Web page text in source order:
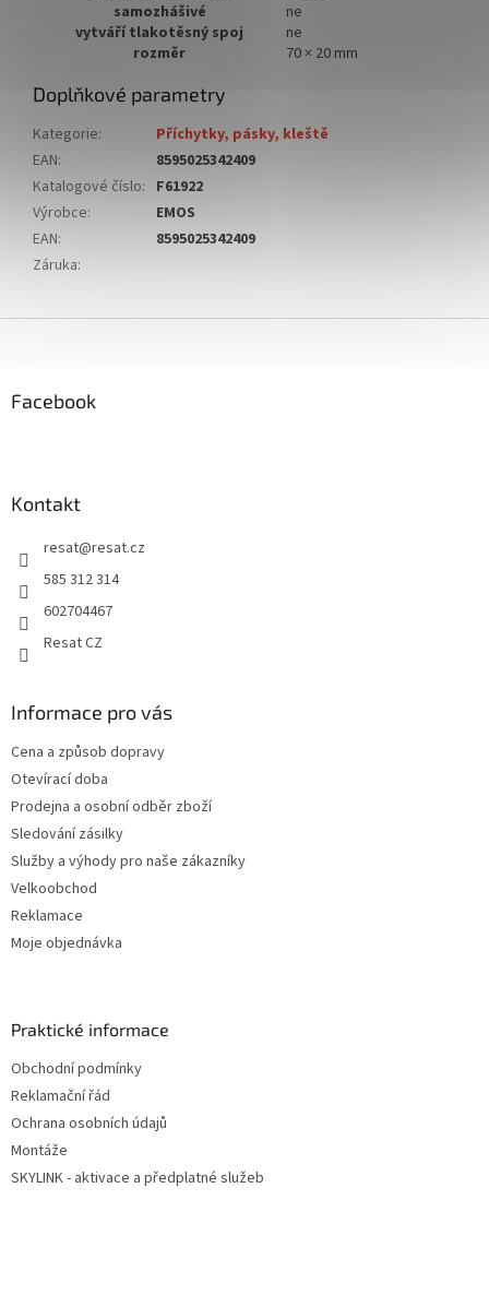
samozhášivé
ne
vytváří tlakotěsný spoj
ne
rozměr
70 × 20 mm
Doplňkové parametry
Kategorie:
Příchytky, pásky, kleště
EAN:
8595025342409
Katalogové číslo: F61922
Výrobce:
EMOS
EAN:
8595025342409
Záruka:
Facebook
Kontakt
resat@resat.cz
585 312 314
602704467
Resat CZ
Informace pro vás
Cena a způsob dopravy
Otevírací doba
Prodejna a osobní odběr zboží
Sledování zásilky
Služby a výhody pro naše zákazníky
Velkoobchod
Reklamace
Moje objednávka
Praktické informace
Obchodní podmínky
Reklamační řád
Ochrana osobních údajů
Montáže
SKYLINK - aktivace a předplatné služeb